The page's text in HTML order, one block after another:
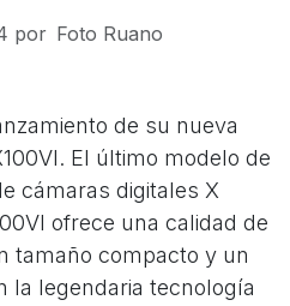
por Foto Ruano
de su nueva
El último modelo de
cámaras digitales X
ofrece una calidad de
tamaño compacto y un
la legendaria tecnología